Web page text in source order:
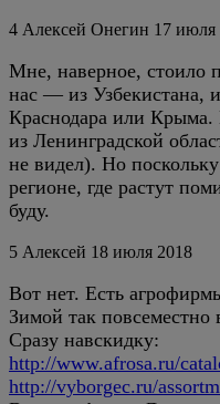
4 Алексей Онегин 17 июля
Мне, наверное, стоило
нас — из Узбекистана,
Краснодара или Крыма.
из Ленинградской
не видел). Но
регионе, где растут
буду.
5 Алексей 18 июля 2018
Вот нет. Есть
Зимой так повсеместно
Сразу навскидку:
http://www.afrosa.ru/
http://vyborgec.ru/